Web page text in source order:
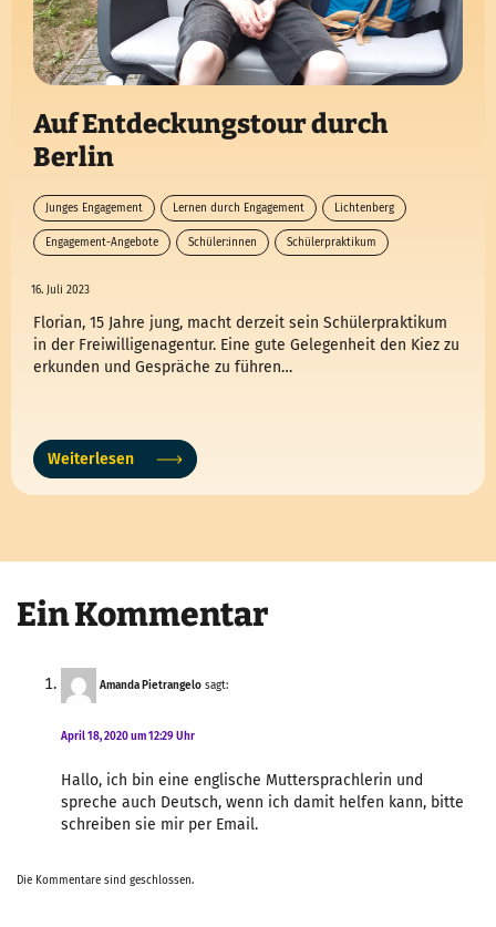
Auf Entdeckungstour durch
Berlin
Junges Engagement Lernen durch Engagement Lichtenberg
Engagement-Angebote Schüler:innen Schülerpraktikum
16. Juli 2023
Florian, 15 Jahre jung, macht derzeit sein Schülerpraktikum
in der Freiwilligenagentur. Eine gute Gelegenheit den Kiez zu
erkunden und Gespräche zu führen…
Weiterlesen
Ein Kommentar
Amanda Pietrangelo sagt:
April 18, 2020 um 12:29 Uhr
Hallo, ich bin eine englische Muttersprachlerin und
spreche auch Deutsch, wenn ich damit helfen kann, bitte
schreiben sie mir per Email.
Die Kommentare sind geschlossen.